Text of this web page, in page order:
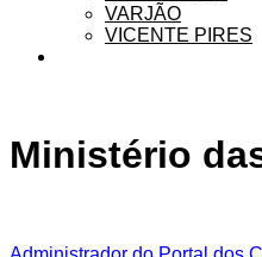
VARJÃO
VICENTE PIRES
Ministério